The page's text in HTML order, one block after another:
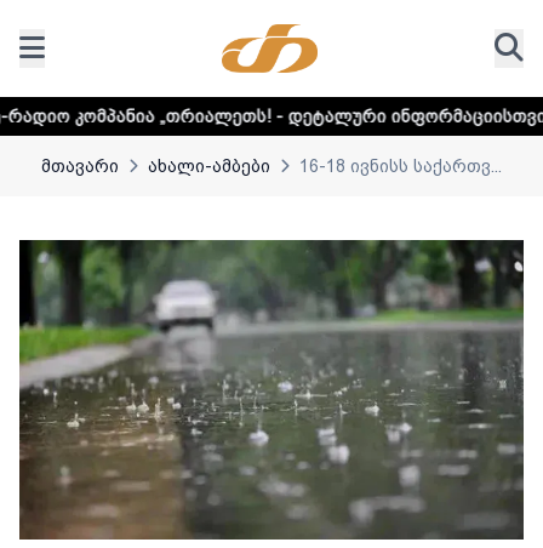
- დეტალური ინფორმაციისთვის დააკლიკეთ
მთავარი ახალი-ამბები 16-18 ივნისს საქართვ...